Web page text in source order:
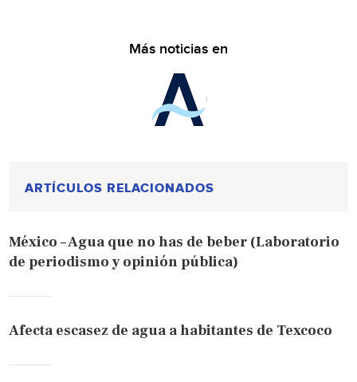
Más noticias en
ARTÍCULOS RELACIONADOS
México – Agua que no has de beber (Laboratorio
de periodismo y opinión pública)
Afecta escasez de agua a habitantes de Texcoco